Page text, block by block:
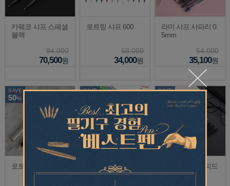
카웨코 샤프 스페셜
블랙
94,000
70,500원
로트링 샤프 600
68,000
34,000원
라미 샤프 사파리 0.
5mm
54,000
35,100원
SAVE
50%
로트링 샤프 800
SAVE
까렌다쉬 샤프 849/
844 메탈 0.5/0.7mm
SAVE
로트링 샤프 라피드
프로